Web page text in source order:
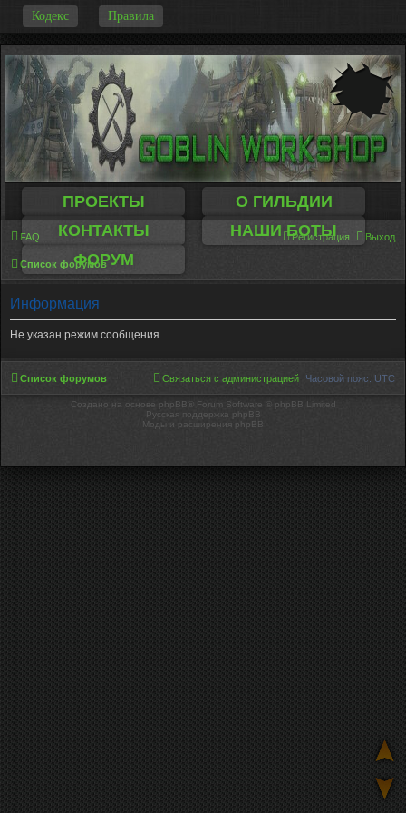
Кодекс Правила
ПРОЕКТЫ
О ГИЛЬДИИ
КОНТАКТЫ
НАШИ БОТЫ
ФОРУМ
FAQ Выход
Регистрация
Список форумов
Информация
Не указан режим сообщения.
Список форумов Часовой пояс: UTC
Связаться с администрацией
Создано на основе phpBB® Forum Software © phpBB Limited
Русская поддержка phpBB
Моды и расширения phpBB